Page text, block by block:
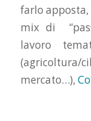
farlo
mix di
lavoro
mercato…),